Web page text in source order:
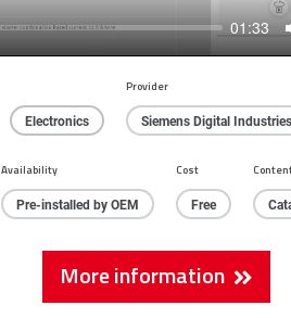
01:33
Electronics
Provider
Siemens Digital
Availability
Pre-installed by OEM
Cost
Free
More information